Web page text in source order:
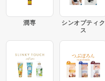
潤専
シンオプティク
ス